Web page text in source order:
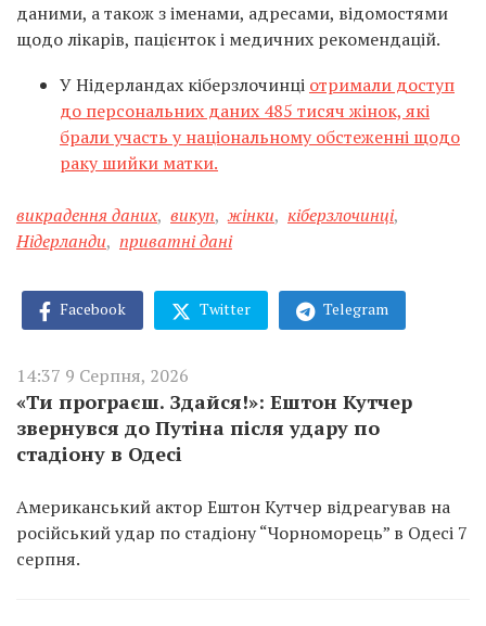
даними, а також з іменами, адресами, відомостями
щодо лікарів, пацієнток і медичних рекомендацій.
У Нідерландах кіберзлочинці отримали доступ
до персональних даних 485 тисяч жінок, які
брали участь у національному обстеженні щодо
раку шийки матки.
викрадення даних, викуп, жінки, кіберзлочинці,
Нідерланди, приватні дані
Facebook Twitter Telegram
14:37 9 Серпня, 2026
«Ти програєш. Здайся!»: Ештон Кутчер
звернувся до Путіна після удару по
стадіону в Одесі
Американський актор Ештон Кутчер відреагував на
російський удар по стадіону “Чорноморець” в Одесі 7
серпня.